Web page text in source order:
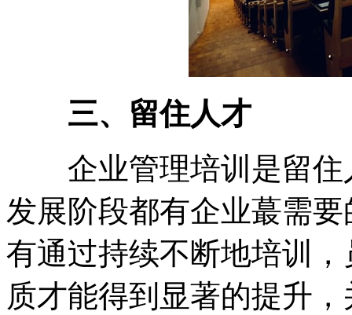
三、留住人才
企业管理培训是留住
发展阶段都有企业蕞需
有通过持续不断地培训
质才能得到显著的提升